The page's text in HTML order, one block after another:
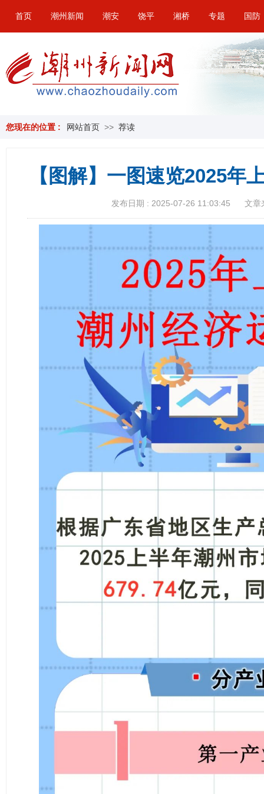
首页 潮州新闻 潮安 饶平 湘桥 专题 国防
您现在的位置 : 网站首页 >> 荐读
【图解】一图速览2025年
发布日期 : 2025-07-26 11:03:45 文章